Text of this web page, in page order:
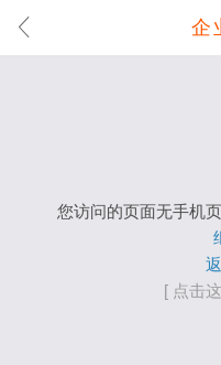
企
您访问的页面无手机
[ 点击